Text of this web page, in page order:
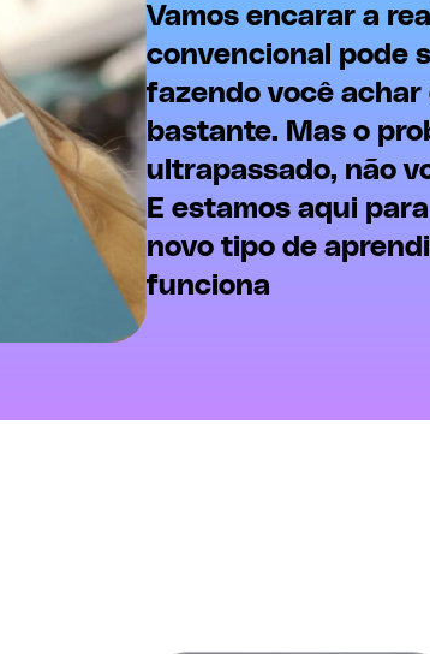
Vamos encarar a
convencional pode
fazendo você achar
bastante. Mas o
ultrapassado, não
E estamos aqui
novo tipo de
funciona